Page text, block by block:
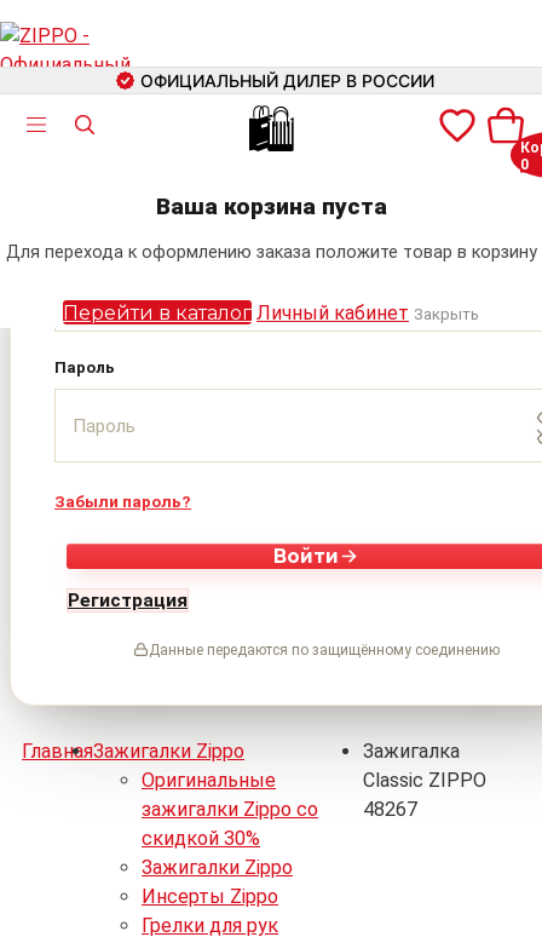
0
ОФИЦИАЛЬНЫЙ ДИЛЕР В РОССИИ
🛍
Ваша корзина пуста
Для перехода к оформлению заказа положите товар в корзину
Перейти в каталог Личный кабинет Закрыть
Пароль
Забыли пароль?
Войти
Регистрация
Данные передаются по защищённому соединению
ГлавнаяЗажигалки Zippo
Оригинальные
зажигалки Zippo со
скидкой 30%
Зажигалки Zippo
Инсерты Zippo
Грелки для рук
Зажигалка
Classic ZIPPO
48267